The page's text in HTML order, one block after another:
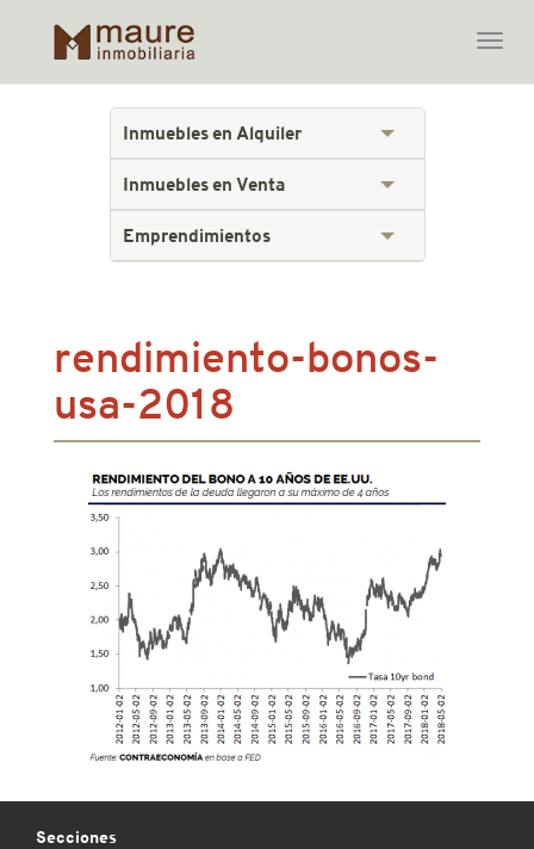
Toggle
Inmuebles en Alquiler
Inmuebles en Venta
Emprendimientos
rendimiento-bonos-
usa-2018
Secciones